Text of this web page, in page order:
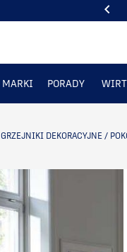
MARKI PORADY
GRZEJNIKI DEKORACYJNE /